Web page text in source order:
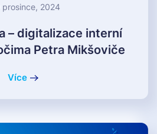
prosince, 2024
– digitalizace interní
Petra Mikšoviče
Více